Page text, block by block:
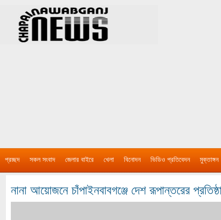
প্রচ্ছদ সকল সংবাদ জেলার বাইরে খেলা বিনোদন ভিডিও প্রতিবেদন মুক্তাঙ্গন
নানা আয়োজনে চাঁপাইনবাবগঞ্জে দেশ রূপান্তরের